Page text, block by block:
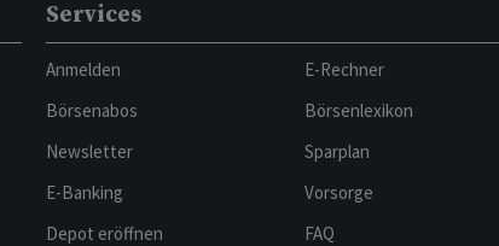
Services
Anmelden
Börsenabos
Newsletter
E-Banking
Depot eröffnen
E-Rechner
Börsenlexikon
Sparplan
Vorsorge
FAQ